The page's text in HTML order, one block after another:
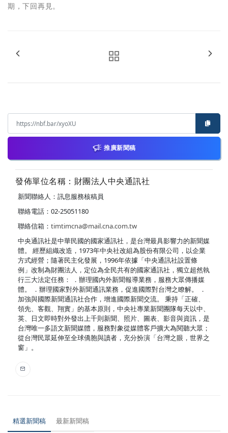
期，下回再見。
推廣新聞稿
發佈單位名稱：財團法人中央通訊社
新聞聯絡人：訊息服務核稿員
聯絡電話：02-25051180
聯絡信箱： timtimcna@mail.cna.com.tw
中央通訊社是中華民國的國家通訊社，是台灣最具影響力的新聞媒
體。 經歷組織改造，1973年中央社改組為股份有限公司，以企業
方式經營；隨著民主化發展，1996年依據「中央通訊社設置條
例」改制為財團法人，定位為全民共有的國家通訊社，獨立超然執
行三大法定任務： ．辦理國內外新聞報導業務，服務大眾傳播媒
體。 ．辦理國家對外新聞通訊業務，促進國際對台灣之瞭解。 ．
加強與國際新聞通訊社合作，增進國際新聞交流。 秉持「正確、
領先、客觀、翔實」的基本原則，中央社專業新聞團隊每天以中、
英、日文即時對外發出上千則新聞、照片、圖表、影音與資訊，是
台灣唯一多語文新聞媒體，服務對象從媒體客戶擴大為閱聽大眾；
從台灣民眾延伸至全球僑胞與讀者，充分扮演「台灣之眼，世界之
窗」。
精選新聞稿 最新新聞稿